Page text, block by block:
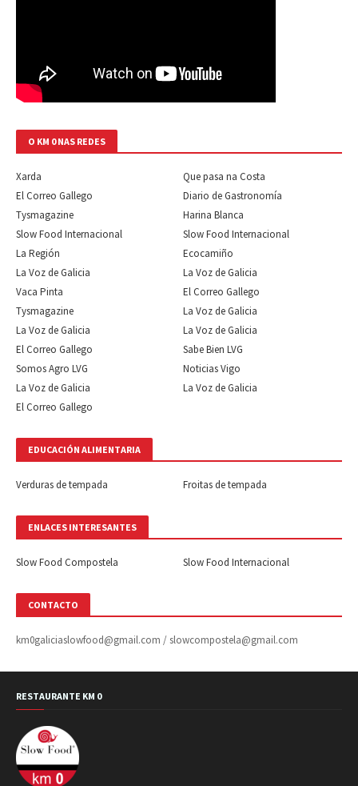
O KM 0 NAS REDES
Xarda
Que pasa na Costa
El Correo Gallego
Diario de Gastronomía
Tysmagazine
Harina Blanca
Slow Food Internacional
Slow Food Internacional
La Región
Ecocamiño
La Voz de Galicia
La Voz de Galicia
Vaca Pinta
El Correo Gallego
Tysmagazine
La Voz de Galicia
La Voz de Galicia
La Voz de Galicia
El Correo Gallego
Sabe Bien LVG
Somos Agro LVG
Noticias Vigo
La Voz de Galicia
La Voz de Galicia
El Correo Gallego
EDUCACIÓN ALIMENTARIA
Verduras de tempada Froitas de tempada
ENLACES INTERESANTES
Slow Food Compostela Slow Food Internacional
CONTACTO
km0galiciaslowfood@gmail.com / slowcompostela@gmail.com
RESTAURANTE KM 0